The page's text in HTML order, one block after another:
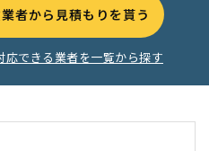
者から見積もりを貰う
応できる業者を一覧から探す